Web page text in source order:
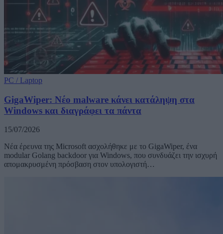
PC / Laptop
GigaWiper: Νέο malware κάνει κατάληψη στα
Windows και διαγράφει τα πάντα
15/07/2026
Νέα έρευνα της Microsoft ασχολήθηκε με το GigaWiper, ένα
modular Golang backdoor για Windows, που συνδυάζει την ισχυρή
απομακρυσμένη πρόσβαση στον υπολογιστή…